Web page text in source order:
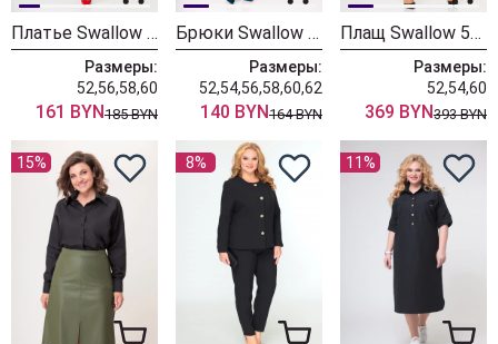
Платье Swallow 627 черный
Размеры:
52,56,58,60
161 BYN185 BYN
Брюки Swallow 634 черный
Размеры:
52,54,56,58,60,62
140 BYN164 BYN
Плащ Swallow 575 черный
Размеры:
52,54,60
369 BYN393 BYN
15% 8% 11%